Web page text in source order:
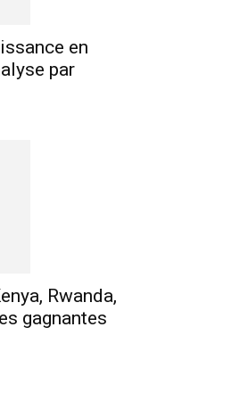
en
par
Rwanda,
gagnantes